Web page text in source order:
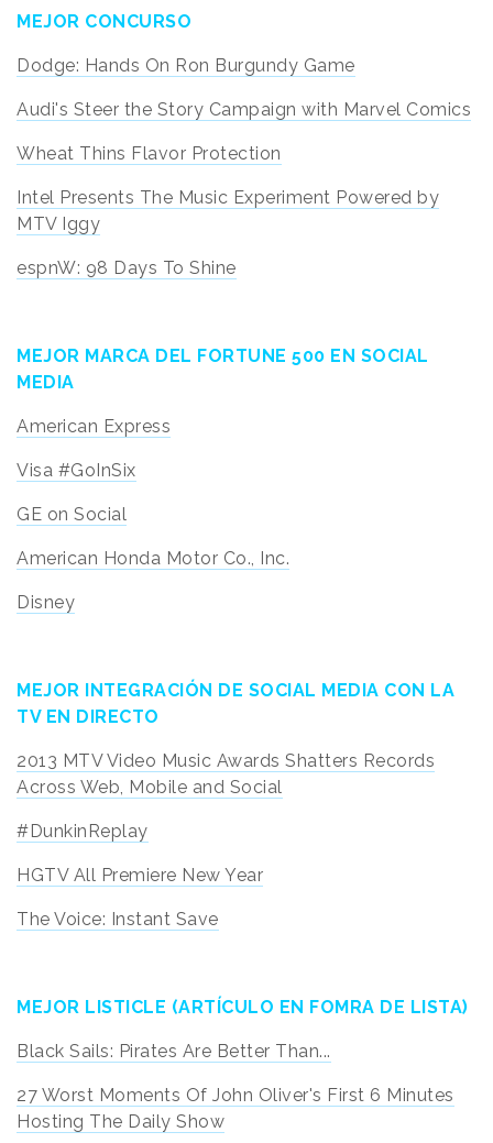
MEJOR CONCURSO
Dodge: Hands On Ron Burgundy Game
Audi's Steer the Story Campaign with Marvel Comics
Wheat Thins Flavor Protection
Intel Presents The Music Experiment Powered by
MTV Iggy
espnW: 98 Days To Shine
MEJOR MARCA DEL FORTUNE 500 EN SOCIAL
MEDIA
American Express
Visa #GoInSix
GE on Social
American Honda Motor Co., Inc.
Disney
MEJOR INTEGRACIÓN DE SOCIAL MEDIA CON LA
TV EN DIRECTO
2013 MTV Video Music Awards Shatters Records
Across Web, Mobile and Social
#DunkinReplay
HGTV All Premiere New Year
The Voice: Instant Save
MEJOR LISTICLE (ARTÍCULO EN FOMRA DE LISTA)
Black Sails: Pirates Are Better Than...
27 Worst Moments Of John Oliver's First 6 Minutes
Hosting The Daily Show